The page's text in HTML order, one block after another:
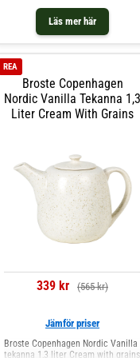
Läs mer här
Broste Copenhagen
Nordic Vanilla Tekanna 1,3
Liter Cream With Grains
REA
339 kr (565 kr)
Jämför priser
Broste Copenhagen Nordic Vanilla
tekanna 1,3 liter Cream with grains